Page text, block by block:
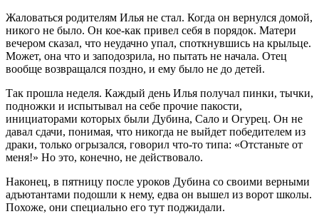
Жаловаться родителям Илья не стал. Когда он вернулся домой,
никого не было. Он кое-как привел себя в порядок. Матери
вечером сказал, что неудачно упал, споткнувшись на крыльце.
Может, она что и заподозрила, но пытать не начала. Отец
вообще возвращался поздно, и ему было не до детей.
Так прошла неделя. Каждый день Илья получал пинки, тычки,
подножки и испытывал на себе прочие пакости,
инициаторами которых были Дубина, Сало и Огурец. Он не
давал сдачи, понимая, что никогда не выйдет победителем из
драки, только огрызался, говорил что-то типа: «Отстаньте от
меня!» Но это, конечно, не действовало.
Наконец, в пятницу после уроков Дубина со своими верными
адъютантами подошли к нему, едва он вышел из ворот школы.
Похоже, они специально его тут поджидали.